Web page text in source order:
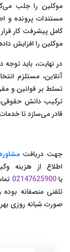
موکلین را جلب
مستندات پرونده و
کامل پیشرفت کار
موکلین را افزایش
در نهایت، باید
آنلاین، مستلزم
تسلط بر قوانین و
ترکیب دانش حقوقی،
قادر می‌سازد تا
جهت دریافت
اطلاع از هزینه
یا02147625900
تلفنی منصفانه
صورت شبانه روزی